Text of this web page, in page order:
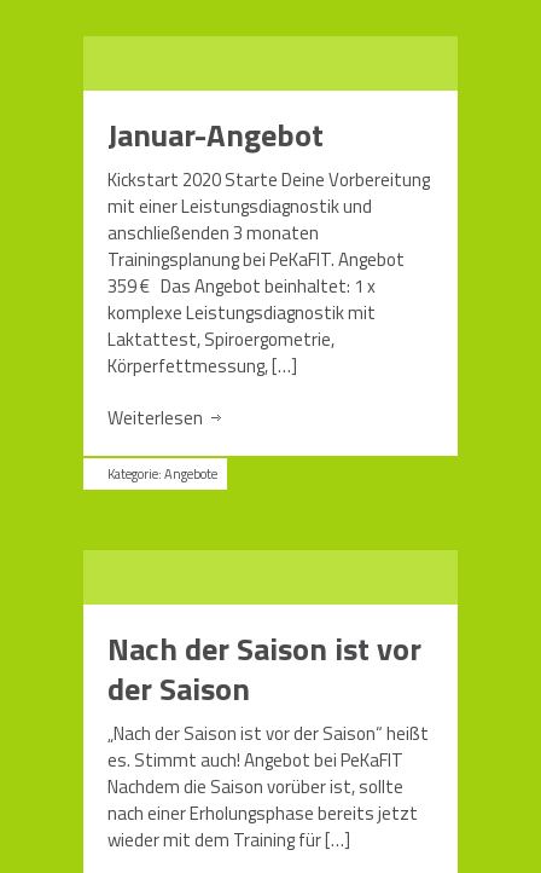
Januar-Angebot
Kickstart 2020 Starte Deine Vorbereitung
mit einer Leistungsdiagnostik und
anschließenden 3 monaten
Trainingsplanung bei PeKaFIT. Angebot
359 € Das Angebot beinhaltet: 1 x
komplexe Leistungsdiagnostik mit
Laktattest, Spiroergometrie,
Körperfettmessung,[…]
Weiterlesen
Kategorie:Angebote
Nach der Saison ist vor
der Saison
„Nach der Saison ist vor der Saison“ heißt
es. Stimmt auch! Angebot bei PeKaFIT
Nachdem die Saison vorüber ist, sollte
nach einer Erholungsphase bereits jetzt
wieder mit dem Training für[…]